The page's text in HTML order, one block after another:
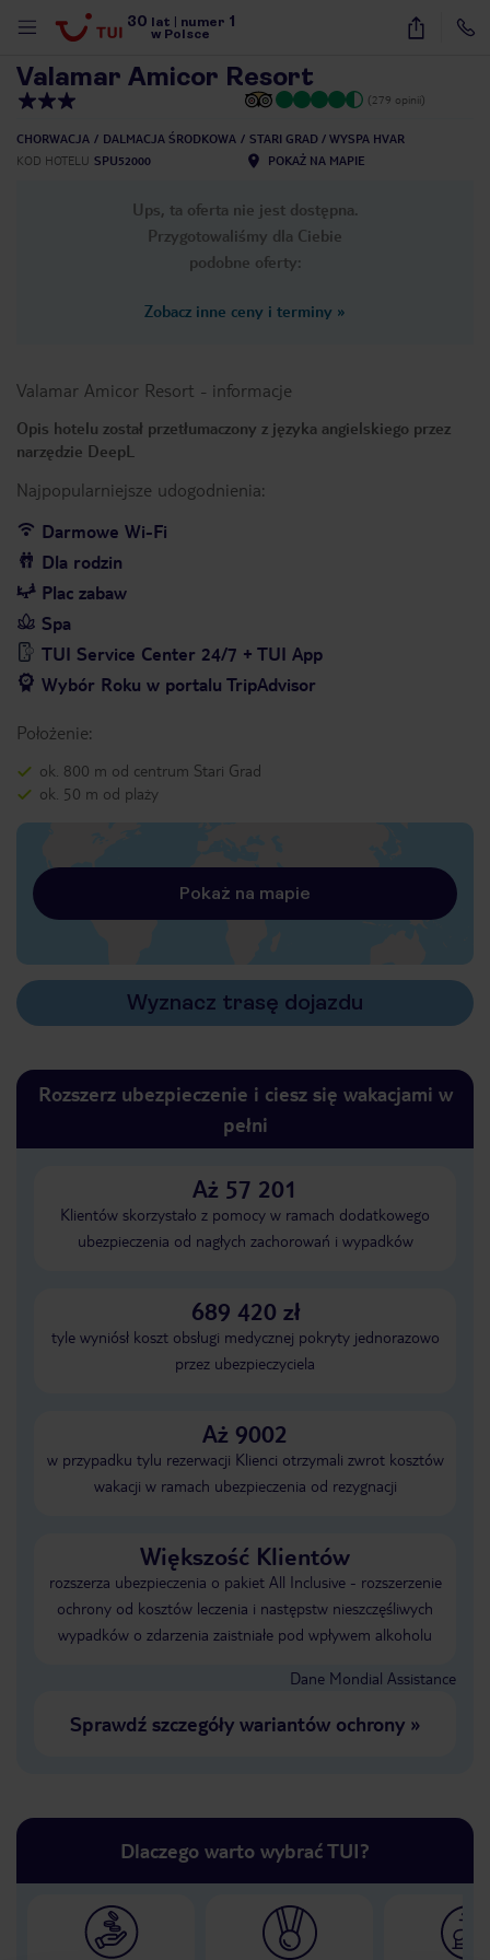
30 lat numer 1
w Polsce
18
Valamar Amicor Resort
(279 opinii)
CHORWACJA DALMACJA ŚRODKOWA
STARI GRAD / WYSPA HVAR
KOD HOTELU SPU52000 POKAŻ NA MAPIE
Ups, ta oferta nie jest dostępna.
Przygotowaliśmy dla Ciebie
podobne oferty:
Zobacz inne ceny i terminy »
Valamar Amicor Resort - informacje
Opis hotelu został przetłumaczony z języka angielskiego przez
narzędzie DeepL
Najpopularniejsze udogodnienia:
Darmowe Wi-Fi
Dla rodzin
Plac zabaw
Spa
TUI Service Center 24/7 + TUI App
Wybór Roku w portalu TripAdvisor
Położenie:
ok. 800 m od centrum Stari Grad
ok. 50 m od plaży
Pokaż na mapie
Wyznacz trasę dojazdu
Rozszerz ubezpieczenie i ciesz się wakacjami w
pełni
Aż 57 201
Klientów skorzystało z pomocy w ramach dodatkowego
ubezpieczenia od nagłych zachorowań i wypadków
689 420 zł
tyle wyniósł koszt obsługi medycznej pokryty jednorazowo
przez ubezpieczyciela
Aż 9002
w przypadku tylu rezerwacji Klienci otrzymali zwrot kosztów
wakacji w ramach ubezpieczenia od rezygnacji
Większość Klientów
rozszerza ubezpieczenia o pakiet All Inclusive - rozszerzenie
ochrony od kosztów leczenia i następstw nieszczęśliwych
wypadków o zdarzenia zaistniałe pod wpływem alkoholu
Dane Mondial Assistance
Sprawdź szczegóły wariantów ochrony»
Dlaczego warto wybrać TUI?